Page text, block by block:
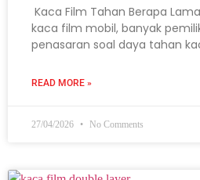
Kaca Film Tahan Berapa
kaca film mobil, banyak
penasaran soal daya tahan
READ MORE »
27/04/2026 No Comments